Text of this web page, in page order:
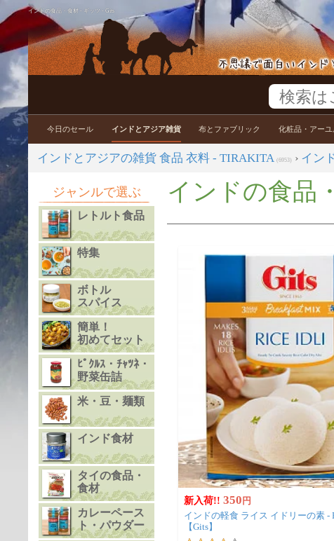
インドの食品・食材 - ギッツ - Gits
今日のセール インドとアジア雑貨 布とファブリック 化粧品・アー
インドとアジアの雑貨 食品 衣料 - TIRAKITA (6953) › イン
ジャンルで選ぶ
レトルト食品
特集
ボトル
スパイス
簡単！
初めてセット
ﾋﾟｸﾙｽ・ﾁｬﾂﾈ・
野菜缶詰
米・豆・麺類
インド食材
タイの食品・
食材
カレーペース
ト・パウダー
インドの食品
新入荷!! 350 円
インドの軽食 ライス イドリーの素 -
【Gits】